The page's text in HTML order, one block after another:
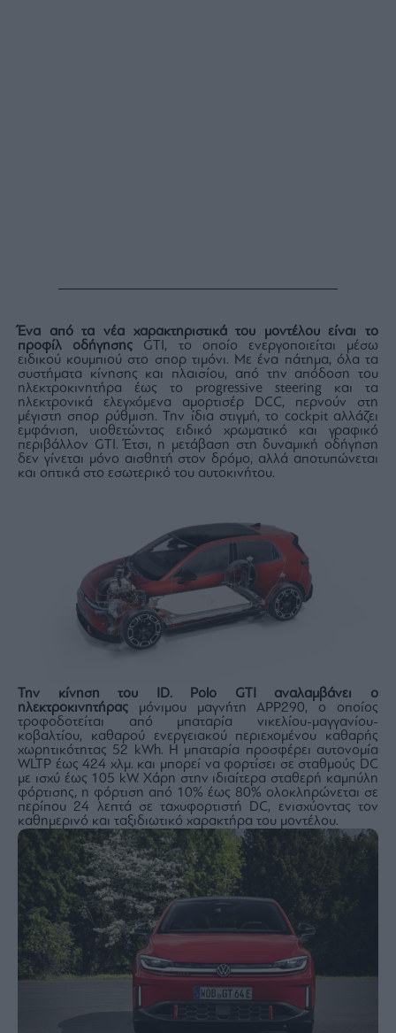
Ένα από τα νέα χαρακτηριστικά του μοντέλου είναι το
προφίλ οδήγησης GTI, το οποίο ενεργοποιείται μέσω
ειδικού κουμπιού στο σπορ τιμόνι. Με ένα πάτημα, όλα τα
συστήματα κίνησης και πλαισίου, από την απόδοση του
ηλεκτροκινητήρα έως το progressive steering και τα
ηλεκτρονικά ελεγχόμενα αμορτισέρ DCC, περνούν στη
μέγιστη σπορ ρύθμιση. Την ίδια στιγμή, το cockpit αλλάζει
εμφάνιση, υιοθετώντας ειδικό χρωματικό και γραφικό
περιβάλλον GTI. Έτσι, η μετάβαση στη δυναμική οδήγηση
δεν γίνεται μόνο αισθητή στον δρόμο, αλλά αποτυπώνεται
και οπτικά στο εσωτερικό του αυτοκινήτου.
Την κίνηση του ID. Polo GTI αναλαμβάνει ο
ηλεκτροκινητήρας μόνιμου μαγνήτη APP290, ο οποίος
τροφοδοτείται από μπαταρία νικελίου-μαγγανίου-
κοβαλτίου, καθαρού ενεργειακού περιεχομένου καθαρής
χωρητικότητας 52 kWh. Η μπαταρία προσφέρει αυτονομία
WLTP έως 424 χλμ. και μπορεί να φορτίσει σε σταθμούς DC
με ισχύ έως 105 kW. Χάρη στην ιδιαίτερα σταθερή καμπύλη
φόρτισης, η φόρτιση από 10% έως 80% ολοκληρώνεται σε
περίπου 24 λεπτά σε ταχυφορτιστή DC, ενισχύοντας τον
καθημερινό και ταξιδιωτικό χαρακτήρα του μοντέλου.